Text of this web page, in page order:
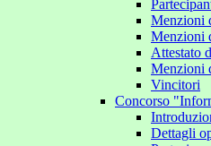
Menzioni
Menzioni
Attestato
Menzioni
Vincitori
Concorso
Dettagli